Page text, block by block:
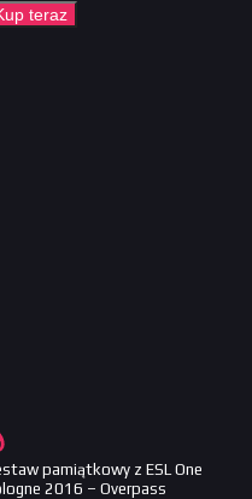
teraz
pamiątkowy z ESL One
2016 – Overpass